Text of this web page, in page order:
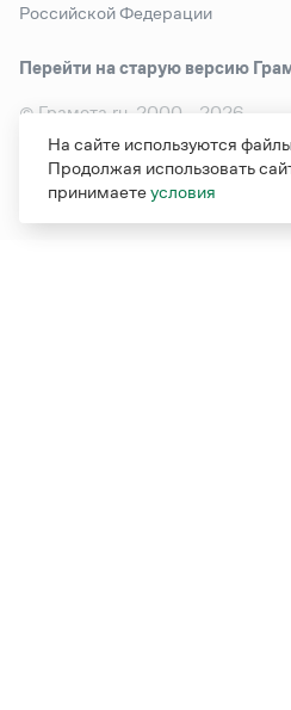
Российской Федерации
Перейти на старую версию
© Грамота.ru, 2000 – 2026
Свидетельство о
выдано 10.02.2023
Дизайн — Мария Екимова /
На сайте используются
Продолжая использовать
принимаетеусловия